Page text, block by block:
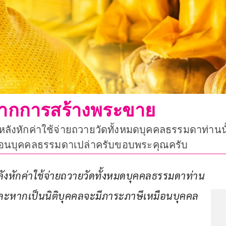
การสร้างพระขาย
งหักค่าใช้จ่ายถวายวัดทั้งหมดบุคคลธรรมดาท่าน
นบุคคลธรรมดาเปล่าครับขอบพระคุณครับ
หักค่าใช้จ่ายถวายวัดทั้งหมดบุคคลธรรมดาท่าน
ะหากเป็นนิติบุคคลจะมีภาระภาษีเหมือนบุคคล